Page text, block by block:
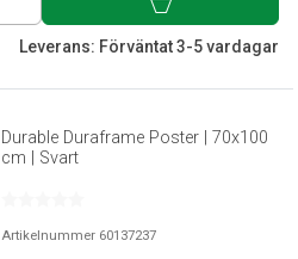
Leverans: Förväntat 3-5 vardagar
Durable Duraframe Poster | 70x100
cm | Svart
Artikelnummer 60137237